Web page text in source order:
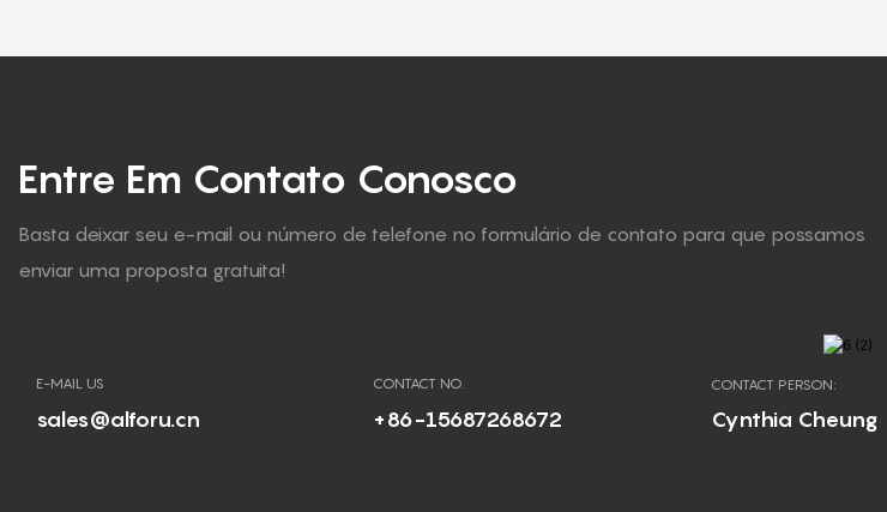
Entre Em Contato Conosco
Basta deixar seu e-mail ou número de telefone no formulário de contato para que possamos
enviar uma proposta gratuita!
E-MAIL US
sales@alforu.cn
CONTACT NO.
+86-15687268672
CONTACT PERSON:
Cynthia Cheung